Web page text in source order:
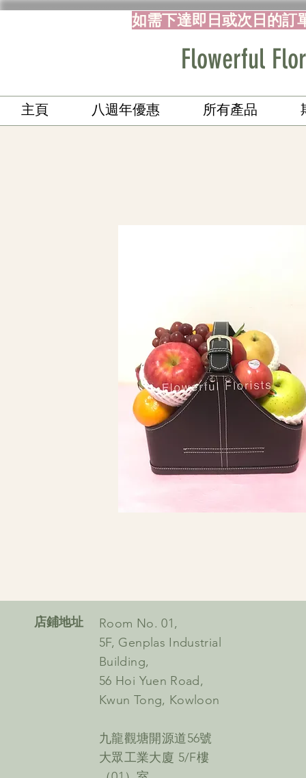
如需下達即日或次日的訂
Flowerful
主頁 八週年優惠 所有產品
​店鋪地址
Room No. 01,
5F, Genplas Industrial
Building,
56 Hoi Yuen Road,
Kwun Tong, Kowloon
九龍觀塘開源道56號
大眾工業大廈 5/F樓